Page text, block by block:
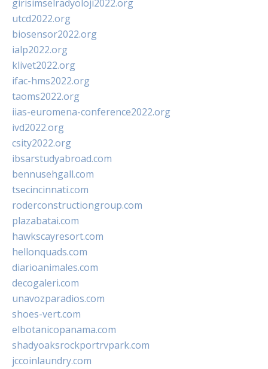
girisimselradyoloji2022.org
utcd2022.org
biosensor2022.org
ialp2022.org
klivet2022.org
ifac-hms2022.org
taoms2022.org
iias-euromena-conference2022.org
ivd2022.org
csity2022.org
ibsarstudyabroad.com
bennusehgall.com
tsecincinnati.com
roderconstructiongroup.com
plazabatai.com
hawkscayresort.com
hellonquads.com
diarioanimales.com
decogaleri.com
unavozparadios.com
shoes-vert.com
elbotanicopanama.com
shadyoaksrockportrvpark.com
jccoinlaundry.com